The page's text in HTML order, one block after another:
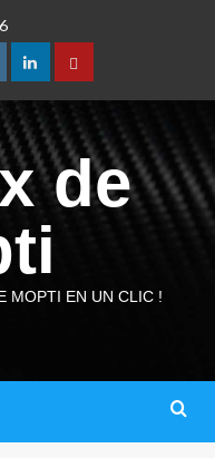
de
MOPTI EN UN CLIC !